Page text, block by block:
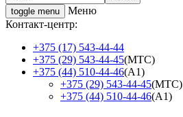
toggle menu
Меню
Контакт-центр:
+375 (17) 543-44-44
+375 (29) 543-44-45(МТС)
+375 (44) 510-44-46(А1)
+375 (29) 543-44-45(МТС)
+375 (44) 510-44-46(А1)